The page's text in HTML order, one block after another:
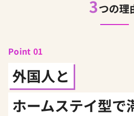
3つの理
Point 01
外国人と
ホームステイ型で